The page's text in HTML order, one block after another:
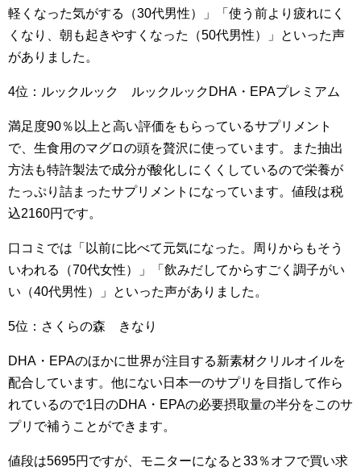
軽くなった気がする（30代男性）」「使う前より疲れにく
くなり、朝も起きやすくなった（50代男性）」といった声
がありました。
4位：ルックルック ルックルックDHA・EPAプレミアム
満足度90％以上と高い評価をもらっているサプリメント
で、生食用のマグロの頭を贅沢に使っています。また抽出
方法も特許製法で成分が酸化しにくくしているので栄養が
たっぷり詰まったサプリメントになっています。値段は税
込2160円です。
口コミでは「以前に比べて元気になった。周りからもそう
いわれる（70代女性）」「飲みだしてからすごく調子がい
い（40代男性）」といった声がありました。
5位：さくらの森 きなり
DHA・EPAのほかに世界が注目する新素材クリルオイルを
配合しています。他にない日本一のサプリを目指して作ら
れているので1日のDHA・EPAの必要摂取量の半分をこのサ
プリで補うことができます。
値段は5695円ですが、モニターになると33％オフで買い求